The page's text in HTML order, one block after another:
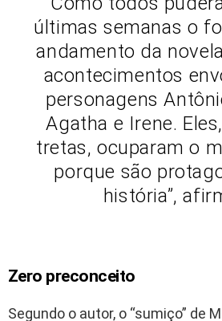
últimas semanas o
andamento da
acontecimentos
personagens
Agatha e Irene.
tretas, ocuparam o
porque são
história”,
Zero preconceito
Segundo o autor, o “sumiço” de